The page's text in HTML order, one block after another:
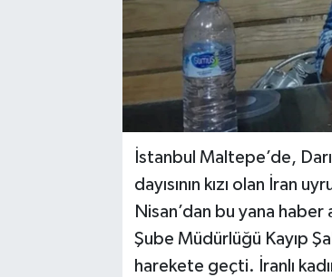
İstanbul Maltepe’de,
dayısının kızı olan İran
Nisan’dan bu yana haber
Şube Müdürlüğü Kayıp
harekete geçti. İranlı